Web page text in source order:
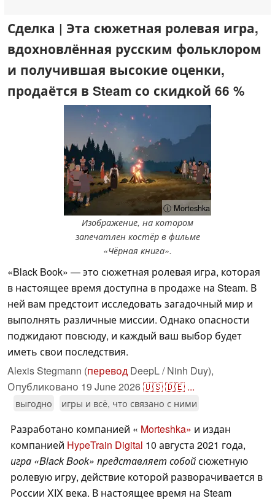
Сделка | Эта сюжетная ролевая игра,
вдохновлённая русским фольклором
и получившая высокие оценки,
продаётся в Steam со скидкой 66 %
ⓘ Morteshka
Изображение, на котором
запечатлен костёр в фильме
«Чёрная книга».
«Black Book» — это сюжетная ролевая игра, которая
в настоящее время доступна в продаже на Steam. В
ней вам предстоит исследовать загадочный мир и
выполнять различные миссии. Однако опасности
поджидают повсюду, и каждый ваш выбор будет
иметь свои последствия.
Alexis Stegmann (перевод DeepL / Ninh Duy),
Опубликовано 19 June 2026🇺🇸🇩🇪 ...
выгодно игры и всё, что связано с ними
Разработано компанией « Morteshka» и издан
компанией HypeTrain Digital 10 августа 2021 года,
игра «Black Book» представляет собойсюжетную
ролевую игру, действие которой разворачивается в
России XIX века. В настоящее время на Steam